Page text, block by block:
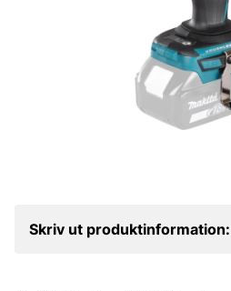
Skriv ut produktinformation: